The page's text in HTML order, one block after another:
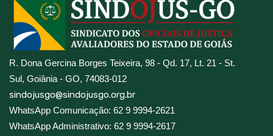
R. Dona Gercina Borges Teixeira, 98 - Qd. 17, Lt. 21 - St.
Sul, Goiânia - GO, 74083-012
sindojusgo@sindojusgo.org.br
WhatsApp Comunicação: 62 9 9994-2621
WhatsApp Administrativo: 62 9 9994-2617